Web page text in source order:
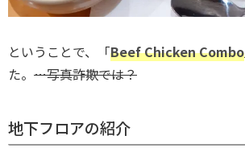
ということで、「Beef Chicken Combo
た。 …写真詐欺では？
地下フロアの紹介